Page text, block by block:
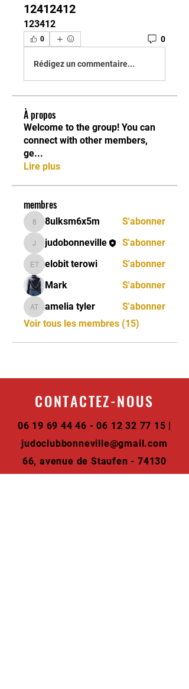
12412412
123412
0 0
Rédigez un commentaire...
À propos
Welcome to the group! You can
connect with other members,
ge...
Lire plus
membres
8ulksm6x5m
8ulksm6x5m S'abonner
judobonneville
judobonneville S'abonner
elobit terowi
elobit terowi
S'abonner
Mark
S'abonner
amelia tyler
amelia tyler
S'abonner
Voir tous les membres (15)
CONTACTEZ-NOUS
06 19 69 44 46 - 06 12 32 77 15 |
judoclubbonneville@gmail.com
66, avenue de Staufen - 74130